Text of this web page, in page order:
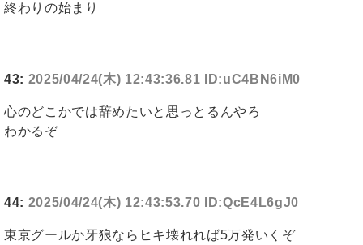
終わりの始まり
43: 2025/04/24(木) 12:43:36.81 ID:uC4BN6iM0
心のどこかでは辞めたいと思っとるんやろ
わかるぞ
44: 2025/04/24(木) 12:43:53.70 ID:QcE4L6gJ0
東京グールか牙狼ならヒキ壊れれば5万発いくぞ